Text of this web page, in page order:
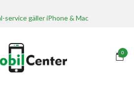
service gäller iPhone & Mac
0